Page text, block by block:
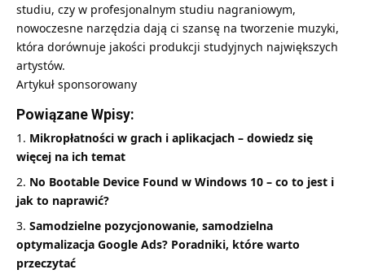
studiu, czy w profesjonalnym studiu nagraniowym,
nowoczesne narzędzia dają ci szansę na tworzenie muzyki,
która dorównuje jakości produkcji studyjnych największych
artystów.
Artykuł sponsorowany
Powiązane Wpisy:
Mikropłatności w grach i aplikacjach – dowiedz się
więcej na ich temat
No Bootable Device Found w Windows 10 – co to jest i
jak to naprawić?
Samodzielne pozycjonowanie, samodzielna
optymalizacja Google Ads? Poradniki, które warto
przeczytać